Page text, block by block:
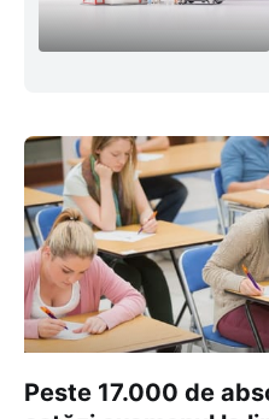
Peste 17.000 de